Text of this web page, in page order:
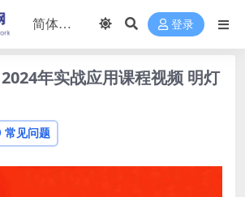
登录
2024年实战应用课程视频 明灯
常见问题